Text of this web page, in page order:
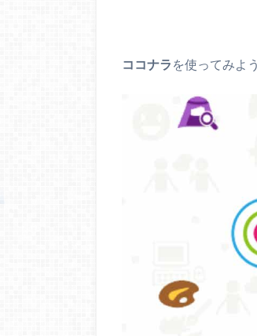
ココナラ を使ってみよ